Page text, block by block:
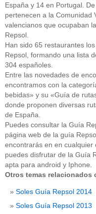
España y 14 en Portugal.
pertenecen a la Comunidad
valencianos que ocupaban
Repsol.
Han sido 65 restaurantes
Repsol, formando una lista
304 españoles.
Entre las novedades de
encontramos con la
bebidas» y su «Guía de
donde proponen diversas
de España.
Puedes consultar la Guía
página web de la guía
encontrarás en en cualquier
puedes disfrutar de la Guía
apta para android y Iphone.
Otros temas relacionados
Soles Guía Repsol 2014
Soles Guía Repsol 2013